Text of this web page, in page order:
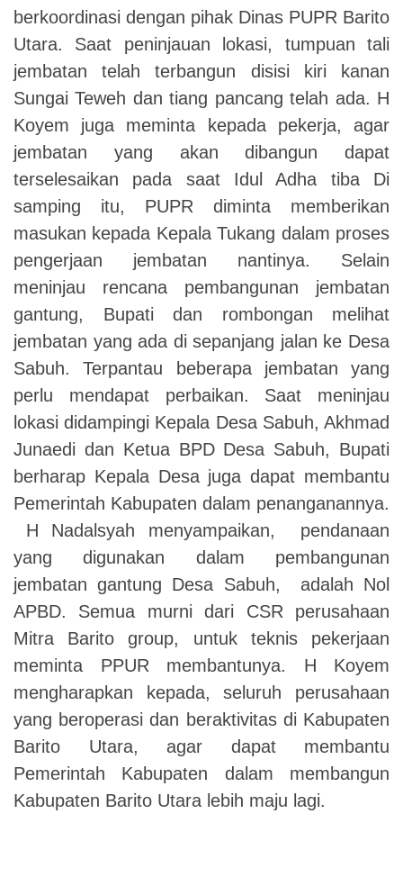
berkoordinasi dengan pihak Dinas PUPR Barito
Utara. Saat peninjauan lokasi, tumpuan tali
jembatan telah terbangun disisi kiri kanan
Sungai Teweh dan tiang pancang telah ada. H
Koyem juga meminta kepada pekerja, agar
jembatan yang akan dibangun dapat
terselesaikan pada saat Idul Adha tiba Di
samping itu, PUPR diminta memberikan
masukan kepada Kepala Tukang dalam proses
pengerjaan jembatan nantinya. Selain
meninjau rencana pembangunan jembatan
gantung, Bupati dan rombongan melihat
jembatan yang ada di sepanjang jalan ke Desa
Sabuh. Terpantau beberapa jembatan yang
perlu mendapat perbaikan. Saat meninjau
lokasi didampingi Kepala Desa Sabuh, Akhmad
Junaedi dan Ketua BPD Desa Sabuh, Bupati
berharap Kepala Desa juga dapat membantu
Pemerintah Kabupaten dalam penanganannya.
H Nadalsyah menyampaikan, pendanaan
yang digunakan dalam pembangunan
jembatan gantung Desa Sabuh, adalah Nol
APBD. Semua murni dari CSR perusahaan
Mitra Barito group, untuk teknis pekerjaan
meminta PPUR membantunya. H Koyem
mengharapkan kepada, seluruh perusahaan
yang beroperasi dan beraktivitas di Kabupaten
Barito Utara, agar dapat membantu
Pemerintah Kabupaten dalam membangun
Kabupaten Barito Utara lebih maju lagi.